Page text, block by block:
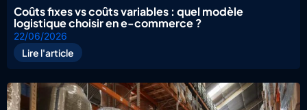
Coûts fixes vs coûts variables : quel modèle
logistique choisir en e-commerce ?
22/06/2026
Lire l'article